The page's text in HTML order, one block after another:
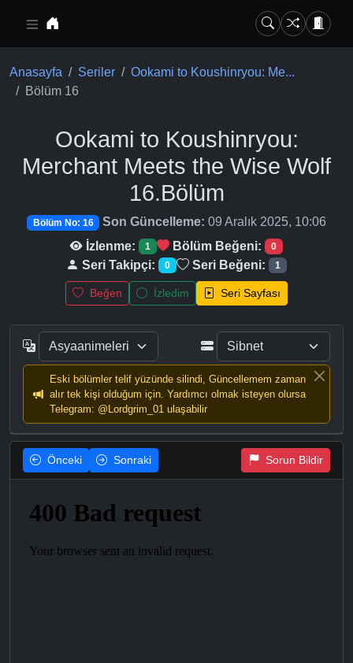
Anasayfa Seriler
Ookami to Koushinryou: Me...
Bölüm 16
Ookami to Koushinryou:
Merchant Meets the Wise Wolf
16.Bölüm
Bölüm No: 16 Son Güncelleme: 09 Aralık 2025, 10:06
İzlenme:
1 Bölüm Beğeni: 0
Seri Takipçi: 0 Seri Beğeni: 1
Beğen İzledim Seri Sayfası
Eski bölümler telif yüzünde silindi, Güncellemem zaman
alır tek kişi olduğum için. Yardımcı olmak isteyen olursa
Telegram: @Lordgrim_01 ulaşabilir
Önceki Sonraki Sorun Bildir